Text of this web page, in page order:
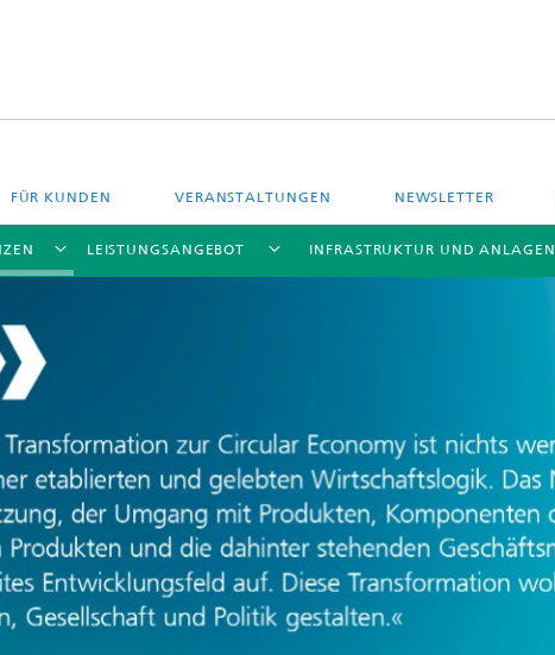
FÜR KUNDEN VERANSTALTUNGEN NEWSLETTER
LEISTUNGSANGEBOT INFRASTRUKTUR UND ANLAGEN